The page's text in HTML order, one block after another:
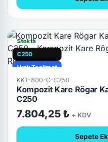
Stokta
C250
Hızlı Teslimat
KKT-800-C-C250
Kompozit Kare Rögar
C250
7.804,25 ₺ + KDV
Sepete